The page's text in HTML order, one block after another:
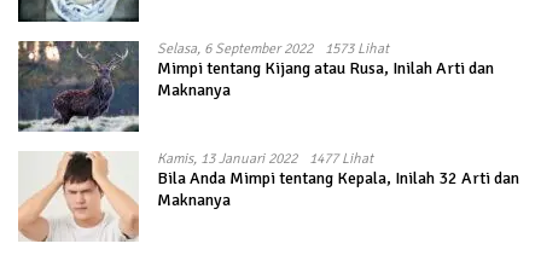
Selasa, 6 September 2022 1573 Lihat
Mimpi tentang Kijang atau Rusa, Inilah Arti dan
Maknanya
Kamis, 13 Januari 2022 1477 Lihat
Bila Anda Mimpi tentang Kepala, Inilah 32 Arti dan
Maknanya